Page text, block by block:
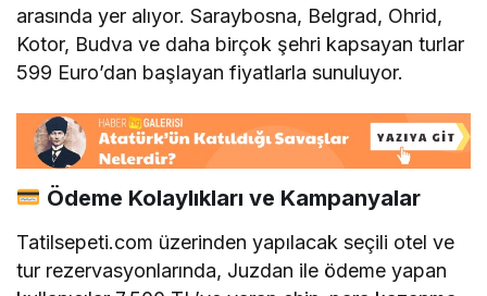
arasında yer alıyor. Saraybosna, Belgrad, Ohrid,
Kotor, Budva ve daha birçok şehri kapsayan turlar
599 Euro’dan başlayan fiyatlarla sunuluyor.
Ödeme Kolaylıkları ve Kampanyalar
Tatilsepeti.com üzerinden yapılacak seçili otel ve
tur rezervasyonlarında, Juzdan ile ödeme yapan